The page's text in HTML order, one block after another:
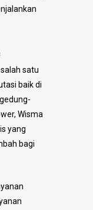
satu
baik di
Wisma
yang
bagi